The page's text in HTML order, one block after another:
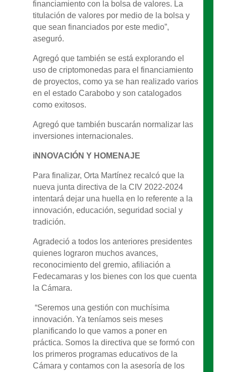
financiamiento con la bolsa de valores. La
titulación de valores por medio de la bolsa y
que sean financiados por este medio”,
aseguró.
Agregó que también se está explorando el
uso de criptomonedas para el financiamiento
de proyectos, como ya se han realizado varios
en el estado Carabobo y son catalogados
como exitosos.
Agregó que también buscarán normalizar las
inversiones internacionales.
iNNOVACIÓN Y HOMENAJE
Para finalizar, Orta Martínez recalcó que la
nueva junta directiva de la CIV 2022-2024
intentará dejar una huella en lo referente a la
innovación, educación, seguridad social y
tradición.
Agradeció a todos los anteriores presidentes
quienes lograron muchos avances,
reconocimiento del gremio, afiliación a
Fedecamaras y los bienes con los que cuenta
la Cámara.
“Seremos una gestión con muchísima
innovación. Ya teníamos seis meses
planificando lo que vamos a poner en
práctica. Somos la directiva que se formó con
los primeros programas educativos de la
Cámara y contamos con la asesoría de los